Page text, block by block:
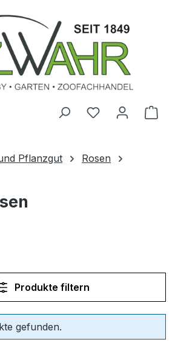
Pflanzgut
Rosen
Produkte filtern
gefunden.